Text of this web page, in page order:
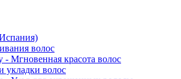
волос
- Мгновенная красота волос
укладки волос